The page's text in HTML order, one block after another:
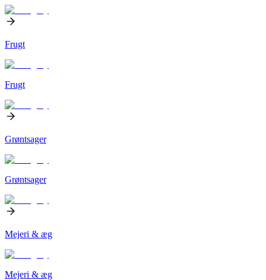
Frugt
Frugt
Grøntsager
Grøntsager
Mejeri & æg
Mejeri & æg